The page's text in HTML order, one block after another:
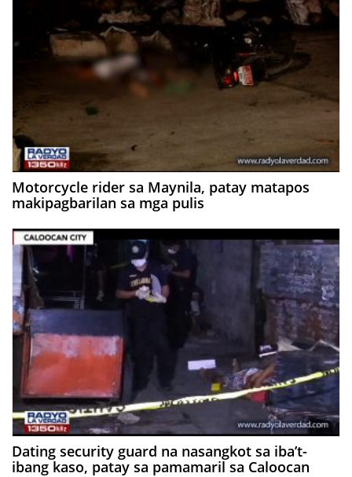
Motorcycle rider sa Maynila, patay matapos
makipagbarilan sa mga pulis
Dating security guard na nasangkot sa iba’t-
ibang kaso, patay sa pamamaril sa Caloocan